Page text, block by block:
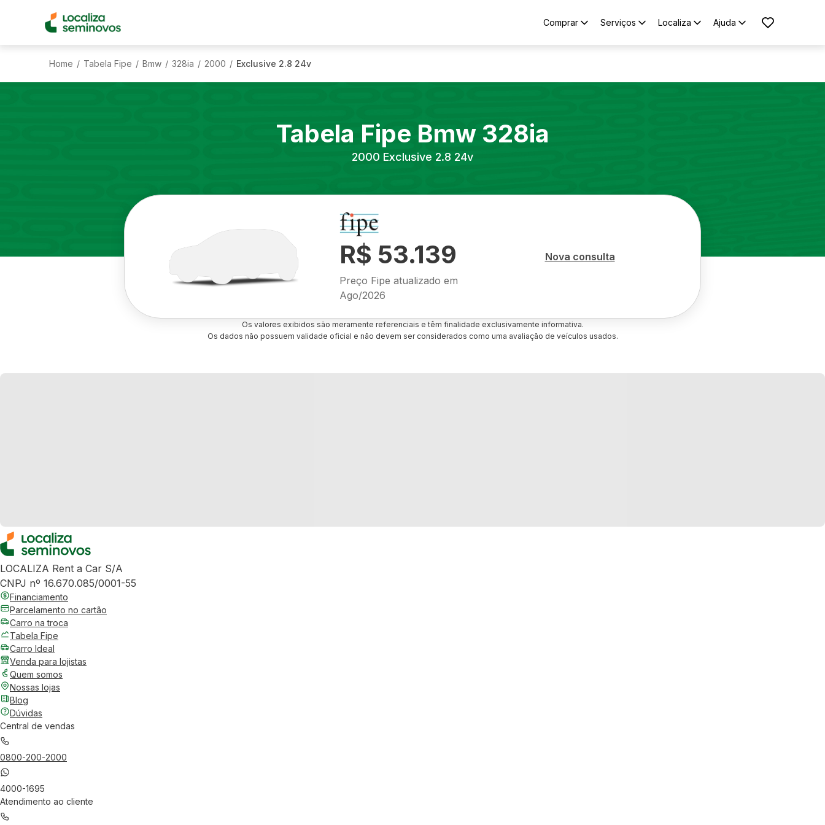
Comprar Serviços Localiza Ajuda
Home / Tabela Fipe / Bmw / 328ia / 2000 / Exclusive 2.8 24v
Tabela Fipe Bmw 328ia
2000 Exclusive 2.8 24v
R$ 53.139
Preço Fipe atualizado em
Ago/2026
Nova consulta
Os valores exibidos são meramente referenciais e têm finalidade exclusivamente informativa.
Os dados não possuem validade oficial e não devem ser considerados como uma avaliação de veículos usados.
LOCALIZA Rent a Car S/A
CNPJ nº 16.670.085/0001-55
Financiamento
Parcelamento no cartão
Carro na troca
Tabela Fipe
Carro Ideal
Venda para lojistas
Quem somos
Nossas lojas
Blog
Dúvidas
Central de vendas
0800-200-2000
4000-1695
Atendimento ao cliente